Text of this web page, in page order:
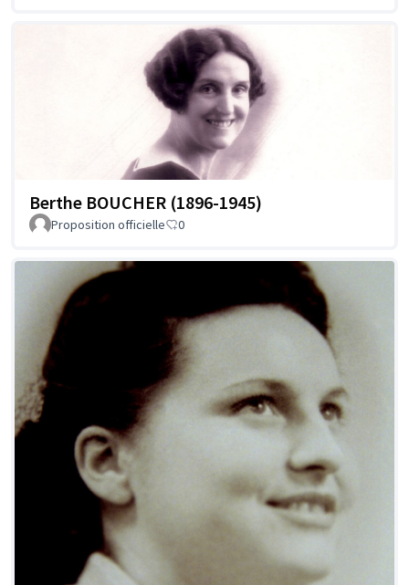
Berthe BOUCHER (1896-1945)
Proposition officielle 0